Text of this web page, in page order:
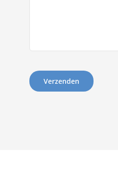
Verzenden